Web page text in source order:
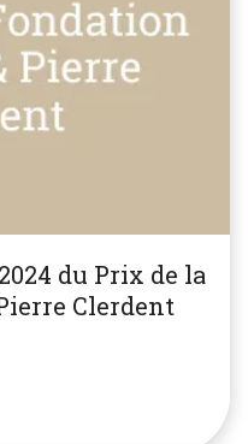
du Prix de la
Clerdent